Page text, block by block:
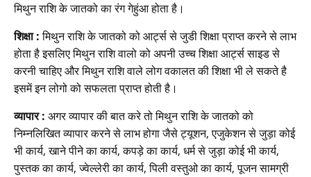
मिथुन राशि के जातको का रंग गेहुंआ होता है।
शिक्षा :मिथुन राशि के जातको को आर्ट्स से जुडी शिक्षा प्राप्त करने से लाभ
होता है इसलिए मिथुन राशि वालो को अपनी उच्च शिक्षा आर्ट्स साइड से
करनी चाहिए और मिथुन राशि वाले लोग वकालत की शिक्षा भी ले सकते है
इसमें इन लोगो को सफलता प्राप्त होती है।
व्यापार : अगर व्यापार की बात करे तो मिथुन राशि के जातको को
निम्नलिखित व्यापार करने से लाभ होगा जैसे ट्यूशन, एजुकेशन से जुड़ा कोई
भी कार्य, खाने पीने का कार्य, कपड़े का कार्य, धर्म से जुड़ा कोई भी कार्य,
पुस्तक का कार्य, ज्वेल्लेरी का कार्य, पिली वस्तुओ का कार्य, पूजन सामग्री